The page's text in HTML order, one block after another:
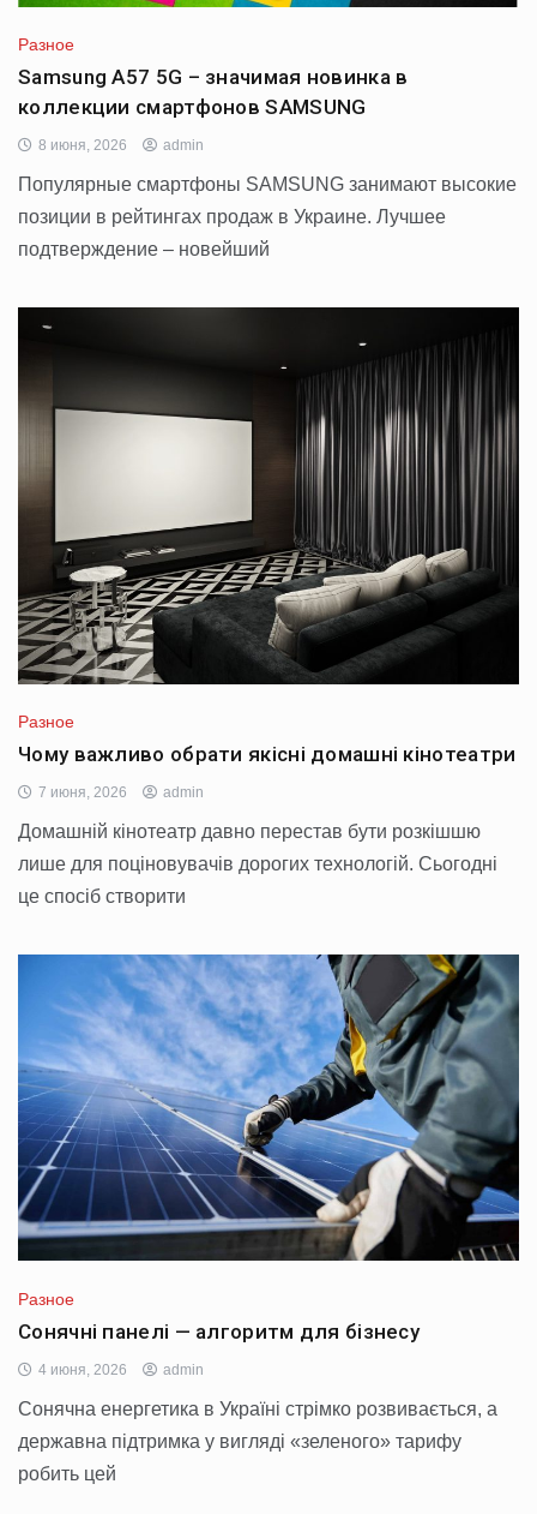
Разное
Samsung A57 5G – значимая новинка в
коллекции смартфонов SAMSUNG
8 июня, 2026 admin
Популярные смартфоны SAMSUNG занимают высокие
позиции в рейтингах продаж в Украине. Лучшее
подтверждение – новейший
Разное
Чому важливо обрати якісні домашні кінотеатри
7 июня, 2026 admin
Домашній кінотеатр давно перестав бути розкішшю
лише для поціновувачів дорогих технологій. Сьогодні
це спосіб створити
Разное
Сонячні панелі — алгоритм для бізнесу
4 июня, 2026 admin
Сонячна енергетика в Україні стрімко розвивається, а
державна підтримка у вигляді «зеленого» тарифу
робить цей